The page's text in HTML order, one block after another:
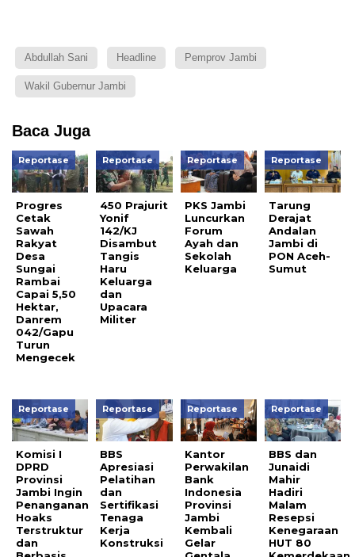
Abdullah Sani Headline Pemprov Jambi
Wakil Gubernur Jambi
Baca Juga
Reportase
Progres
Cetak
Sawah
Rakyat
Desa
Sungai
Rambai
Capai 5,50
Hektar,
Danrem
042/Gapu
Turun
Mengecek
Reportase
450 Prajurit
Yonif
142/KJ
Disambut
Tangis
Haru
Keluarga
dan
Upacara
Militer
Reportase
PKS Jambi
Luncurkan
Forum
Ayah dan
Sekolah
Keluarga
Reportase
Tarung
Derajat
Andalan
Jambi di
PON Aceh-
Sumut
Reportase
Komisi I
DPRD
Provinsi
Jambi Ingin
Penanganan
Hoaks
Terstruktur
dan
Reportase
BBS
Apresiasi
Pelatihan
dan
Sertifikasi
Tenaga
Kerja
Konstruksi
Reportase
Kantor
Perwakilan
Bank
Indonesia
Provinsi
Jambi
Kembali
Gelar
Reportase
BBS dan
Junaidi
Mahir
Hadiri
Malam
Resepsi
Kenegaraan
HUT 80